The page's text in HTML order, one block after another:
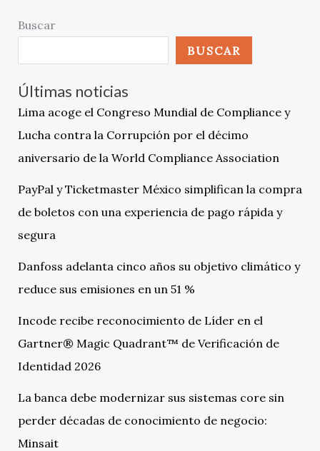
Buscar
BUSCAR
Últimas noticias
Lima acoge el Congreso Mundial de Compliance y
Lucha contra la Corrupción por el décimo
aniversario de la World Compliance Association
PayPal y Ticketmaster México simplifican la compra
de boletos con una experiencia de pago rápida y
segura
Danfoss adelanta cinco años su objetivo climático y
reduce sus emisiones en un 51 %
Incode recibe reconocimiento de Líder en el
Gartner® Magic Quadrant™ de Verificación de
Identidad 2026
La banca debe modernizar sus sistemas core sin
perder décadas de conocimiento de negocio:
Minsait